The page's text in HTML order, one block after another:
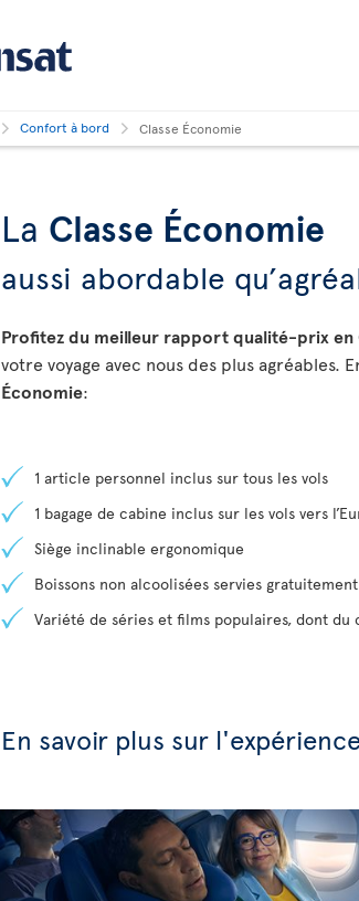
Confort à bord Classe Économie
La Classe Économie
aussi abordable
Profitez du meilleur rapport qualité-prix en
votre voyage avec nous des plus agréables.
Économie:
1 article personnel inclus sur tous les vols
1 bagage de cabine inclus sur les vols vers
Siège inclinable ergonomique
Boissons non alcoolisées servies gratuitement
Variété de séries et films populaires, dont du
En savoir plus sur